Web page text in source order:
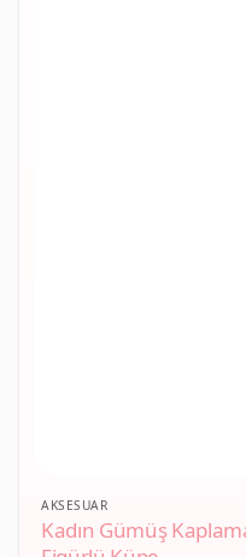
AKSESUAR
Kadın Gümüş